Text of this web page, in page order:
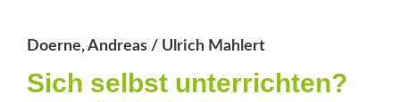
Doerne, Andreas / Ulrich Mahlert
Sich selbst unterrichten?